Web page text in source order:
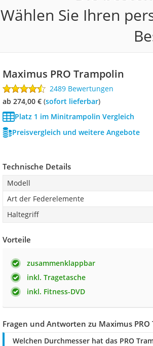
Wählen Sie Ihren
Maximus PRO Trampolin
2489 Bewertungen
ab 274,00 €( Sofort lieferbar)
Platz 1 im Minitrampolin Vergleich
Preisvergleich und weitere Angebote
Technische Details
Modell
Art der Federelemente
Haltegriff
Vorteile
zusammenklappbar
inkl. Tragetasche
inkl. Fitness-DVD
Fragen und Antworten zu Maximus PRO
Welchen Durchmesser hat das PRO